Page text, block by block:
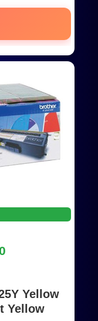
Yellow
Yellow